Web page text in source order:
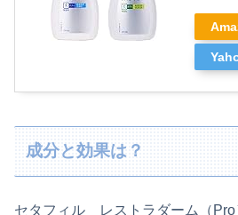
成分と効果は？
セタフィル レストラダーム（Pro